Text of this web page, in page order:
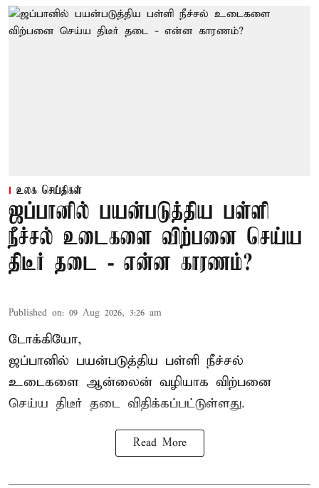
உலக செய்திகள்
ஜப்பானில் பயன்படுத்திய பள்ளி
நீச்சல் உடைகளை விற்பனை செய்ய
திடீர் தடை - என்ன காரணம்?
Published on: 09 Aug 2026, 3:26 am
டோக்கியோ,
ஜப்பானில் பயன்படுத்திய பள்ளி நீச்சல்
உடைகளை ஆன்லைன் வழியாக விற்பனை
செய்ய திடீர் தடை விதிக்கப்பட்டுள்ளது.
Read More